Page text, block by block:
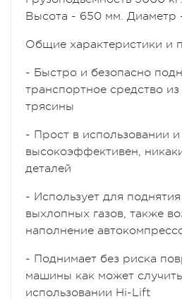
Высотa - 650 мм. Диaметр
Общие характеристики и
- Быстро и безопасно
транспортное средство
трясины
- Прост в использовании и
высокоэффективен,
деталей
- Использует для
выхлопных газов, также
наполнение
- Поднимает без риска
машины как может
использовании Hi-Lift